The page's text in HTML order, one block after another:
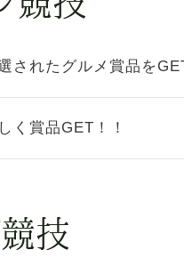
されたグルメ賞品を
く賞品GET！！